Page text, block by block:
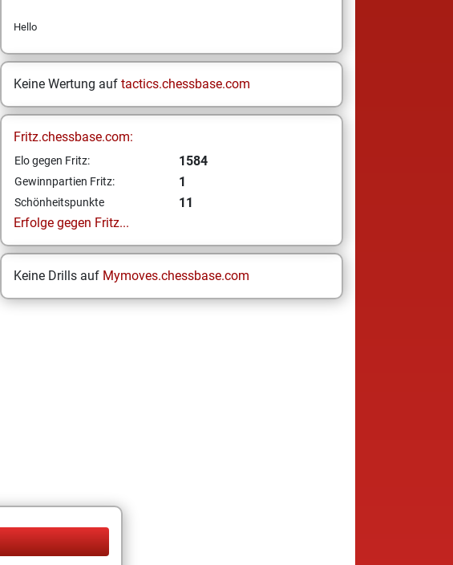
Hello
Keine Wertung auf tactics.chessbase.com
Fritz.chessbase.com:
Elo gegen Fritz: 1584
Gewinnpartien Fritz: 1
Schönheitspunkte
11
Erfolge gegen Fritz...
Keine Drills auf Mymoves.chessbase.com